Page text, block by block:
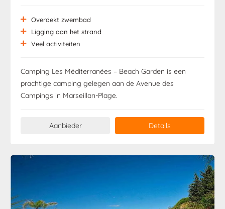
Overdekt zwembad
Ligging aan het strand
Veel activiteiten
Camping Les Méditerranées – Beach Garden is een
prachtige camping gelegen aan de Avenue des
Campings in Marseillan-Plage.
Aanbieder Details